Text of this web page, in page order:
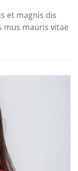
et magnis dis
mauris vitae